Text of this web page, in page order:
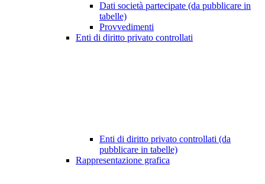
Dati società partecipate (da pubblicare in
tabelle)
Provvedimenti
Enti di diritto privato controllati
Enti di diritto privato controllati (da
pubblicare in tabelle)
Rappresentazione grafica